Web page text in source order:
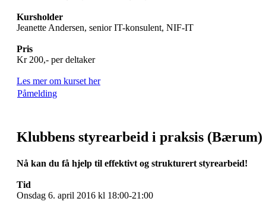
Kursholder
Jeanette Andersen, senior IT-konsulent, NIF-IT
Pris
Kr 200,- per deltaker
Les mer om kurset her
Påmelding
Klubbens styrearbeid i praksis (Bærum)
Nå kan du få hjelp til effektivt og strukturert styrearbeid!
Tid
Onsdag 6. april 2016 kl 18:00-21:00